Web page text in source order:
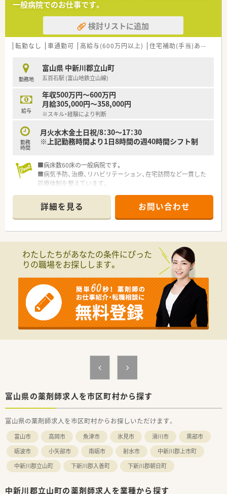
一般病院でのお仕事です。
検討リストに追加
転勤なし 車通勤可 高給与(600万円以上) 住宅補助(手当)あり
勤務地
富山県 中新川郡立山町
五百石駅 (富山地鉄立山線)
給与
年収500万円～600万円
月給305,000円～358,000円
※スキル・経験により判断
勤務
時間
月火水木金土日祝/8：30～17：30
※上記勤務時間より1日8時間の週40時間シフト制
■病床数60床の一般病院です。
■病気予防、治療、リハビリテーション、在宅訪問など一貫した
診療体制を整えています。
詳細を見る お問い合わせ
わたしたちがあなたの条件にぴった
りの職場をお探しします。
富山県の薬剤師求人を市区町村から探す
富山県の薬剤師求人を市区町村からお探しいただけます。
富山市 高岡市 魚津市 氷見市 滑川市
黒部市
砺波市
小矢部市 南砺市 射水市
中新川郡上市町
中新川郡立山町
下新川郡入善町 下新川郡朝日町
中新川郡立山町の薬剤師求人を業種から探す